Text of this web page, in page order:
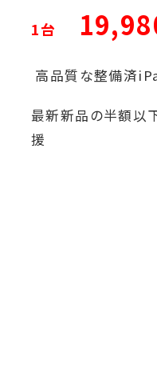
1台
高品質な整備済
最新新品の半額以
援